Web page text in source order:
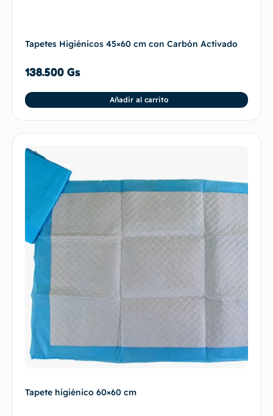
Tapetes Higiénicos 45×60 cm con Carbón Activado
138.500 Gs
Añadir al carrito
Tapete higiénico 60×60 cm